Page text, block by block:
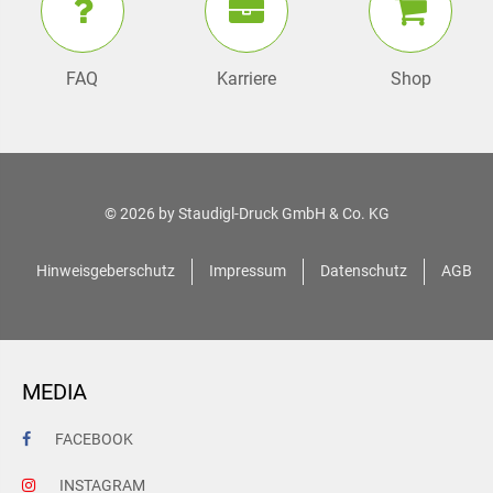
FAQ Karriere Shop
© 2026 byStaudigl-Druck GmbH & Co. KG
Hinweisgeberschutz Impressum Datenschutz AGB
MEDIA
FACEBOOK
INSTAGRAM